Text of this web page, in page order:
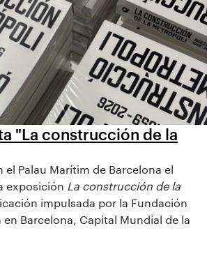
"La construcción de la
el Palau Marítim de Barcelona el
exposición La construcción de la
impulsada por la Fundación
Barcelona, Capital Mundial de la